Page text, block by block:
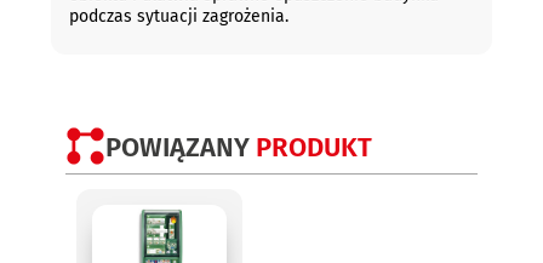
podczas sytuacji zagrożenia.
POWIĄZANY PRODUKT